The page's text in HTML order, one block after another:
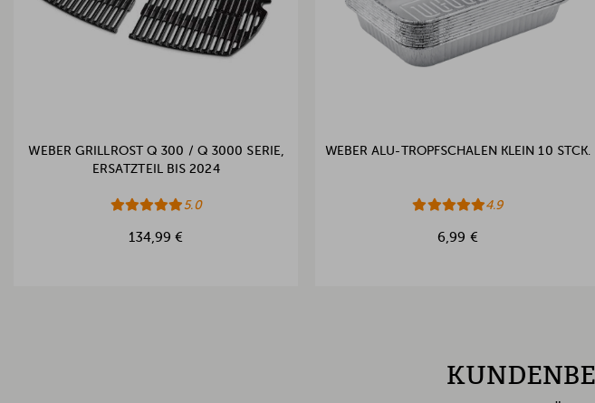
WEBER GRILLROST Q 300 / Q 3000 SERIE,
ERSATZTEIL BIS 2024
5.0
134,99 €
WEBER ALU-TROPFSCHALEN KLEIN 10 STCK.
4.9
6,99 €